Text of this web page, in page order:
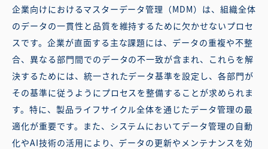
企業向けにおけるマスターデータ管理（MDM）は、組織全体
のデータの一貫性と品質を維持するために欠かせないプロセ
スです。企業が直面する主な課題には、データの重複や不整
合、異なる部門間でのデータの不一致が含まれ、これらを解
決するためには、統一されたデータ基準を設定し、各部門が
その基準に従うようにプロセスを整備することが求められま
す。特に、製品ライフサイクル全体を通じたデータ管理の最
適化が重要です。また、システムにおいてデータ管理の自動
化やAI技術の活用により、データの更新やメンテナンスを効